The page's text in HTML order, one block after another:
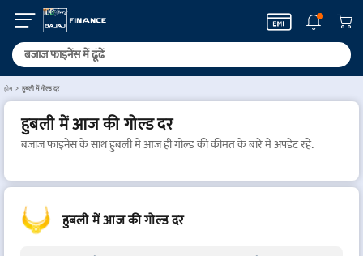
होम हुबली में गोल्ड दर
हुबली में आज की गोल्ड दर
बजाज फाइनेंस के साथ हुबली में आज ही गोल्ड की कीमत के बारे में अपडेट रहें.
हुबली में आज की गोल्ड दर